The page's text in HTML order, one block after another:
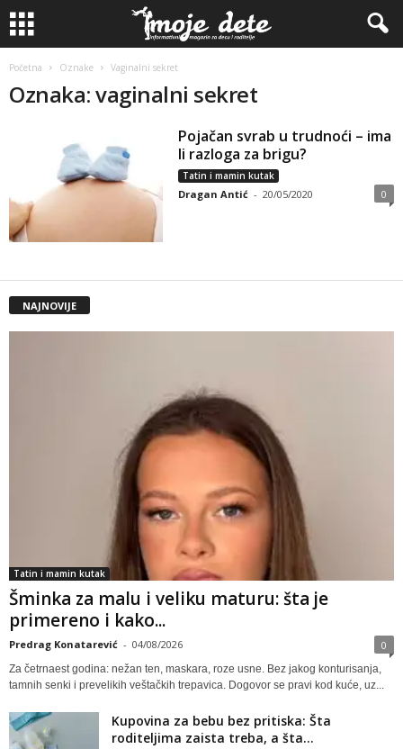
Početna Oznake Vaginalni sekret
Oznaka: vaginalni sekret
Pojačan svrab u trudnoći – ima
li razloga za brigu?
Tatin i mamin kutak
Dragan Antić - 20/05/2020 0
NAJNOVIJE
Tatin i mamin kutak
Šminka za malu i veliku maturu: šta je
primereno i kako...
Predrag Konatarević - 04/08/2026 0
Za četrnaest godina: nežan ten, maskara, roze usne. Bez jakog konturisanja,
tamnih senki i prevelikih veštačkih trepavica. Dogovor se pravi kod kuće, uz...
Kupovina za bebu bez pritiska: Šta
roditeljima zaista treba, a šta...